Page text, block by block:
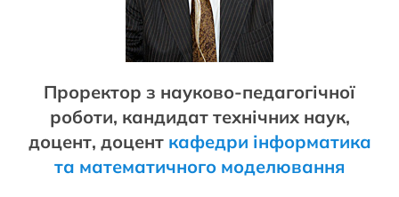
Проректор з науково-педагогічної
роботи, кандидат технічних наук,
доцент, доцент кафедри інформатика
та математичного моделювання